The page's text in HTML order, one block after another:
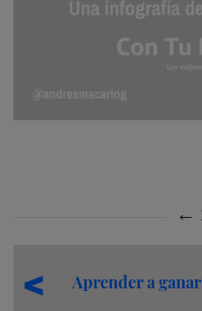
Aprender a ganar